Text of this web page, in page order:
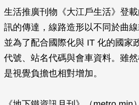
生活推廣刊物《大江戶生活》登
訊的傳達，線路造形以不同於曲
並為了配合國際化與 IT 化的國家
代號、站名代碼與會車資料。雖
是視覺負擔也相對增加。